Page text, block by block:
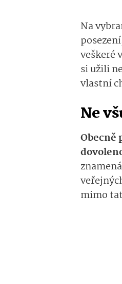
Na
veškeré
si užili
vlastní
Ne
Obecně
mimo